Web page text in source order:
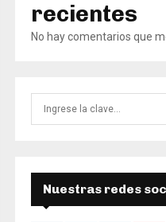
recientes
No hay comentarios que
Nuestras redes